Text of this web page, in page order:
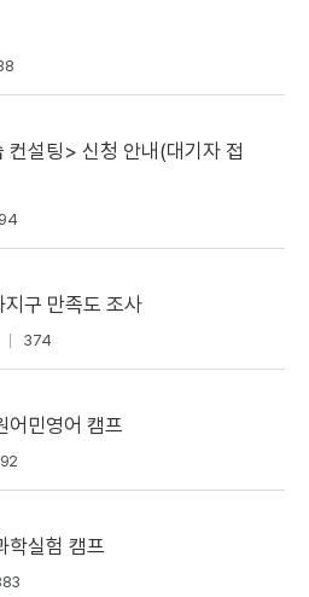
컨설팅> 신청 안내(대기자 접
구 만족도 조사
374
민영어 캠프
실험 캠프